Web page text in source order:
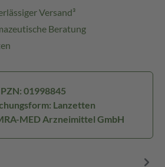
Versand³
Beratung
PZN: 01998845
Lanzetten
MED Arzneimittel GmbH